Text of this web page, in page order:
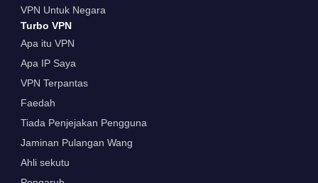
VPN Untuk Negara
Turbo VPN
Apa itu VPN
Apa IP Saya
VPN Terpantas
Faedah
Tiada Penjejakan Pengguna
Jaminan Pulangan Wang
Ahli sekutu